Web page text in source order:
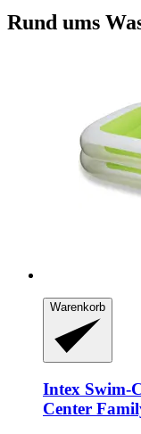
Rund ums
Warenkorb
Intex Swim-​
Center